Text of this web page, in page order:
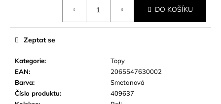
DO KOŠÍKU
Kategorie:
Topy
EAN:
2065547630002
Barva:
Smetanová
Číslo produktu:
409637
Zeptat se
e
m
e